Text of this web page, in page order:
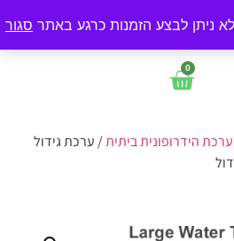
ניתן לבצע הזמנות כרגע באתר סגור - לא ניתן לבצע הזמנות באתר
0
הידרופונית ביתית/ ערכת גידול